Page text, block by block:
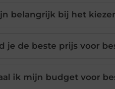
belangrijk bij het
je de beste prijs voor
ik mijn budget voor